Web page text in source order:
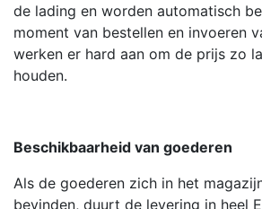
de lading en worden automatisch
moment van bestellen en invoeren
werken er hard aan om de prijs zo
houden.
Beschikbaarheid van goederen
Als de goederen zich in het
bevinden, duurt de levering in heel